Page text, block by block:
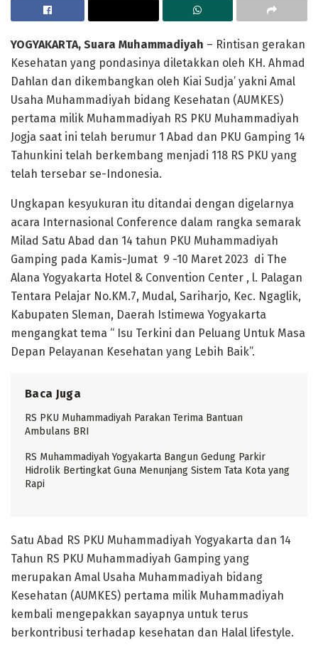
YOGYAKARTA, Suara Muhammadiyah – Rintisan gerakan
Kesehatan yang pondasinya diletakkan oleh KH. Ahmad
Dahlan dan dikembangkan oleh Kiai Sudja’ yakni Amal
Usaha Muhammadiyah bidang Kesehatan (AUMKES)
pertama milik Muhammadiyah RS PKU Muhammadiyah
Jogja saat ini telah berumur 1 Abad dan PKU Gamping 14
Tahunkini telah berkembang menjadi 118 RS PKU yang
telah tersebar se-Indonesia.
Ungkapan kesyukuran itu ditandai dengan digelarnya
acara Internasional Conference dalam rangka semarak
Milad Satu Abad dan 14 tahun PKU Muhammadiyah
Gamping pada Kamis-Jumat 9 -10 Maret 2023 di The
Alana Yogyakarta Hotel & Convention Center , l. Palagan
Tentara Pelajar No.KM.7, Mudal, Sariharjo, Kec. Ngaglik,
Kabupaten Sleman, Daerah Istimewa Yogyakarta
mengangkat tema “ Isu Terkini dan Peluang Untuk Masa
Depan Pelayanan Kesehatan yang Lebih Baik”.
Baca Juga
RS PKU Muhammadiyah Parakan Terima Bantuan
Ambulans BRI
RS Muhammadiyah Yogyakarta Bangun Gedung Parkir
Hidrolik Bertingkat Guna Menunjang Sistem Tata Kota yang
Rapi
Satu Abad RS PKU Muhammadiyah Yogyakarta dan 14
Tahun RS PKU Muhammadiyah Gamping yang
merupakan Amal Usaha Muhammadiyah bidang
Kesehatan (AUMKES) pertama milik Muhammadiyah
kembali mengepakkan sayapnya untuk terus
berkontribusi terhadap kesehatan dan Halal lifestyle.